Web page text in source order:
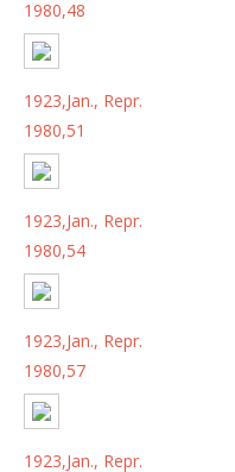
1980,48
1923,Jan., Repr.
1980,51
1923,Jan., Repr.
1980,54
1923,Jan., Repr.
1980,57
1923,Jan., Repr.